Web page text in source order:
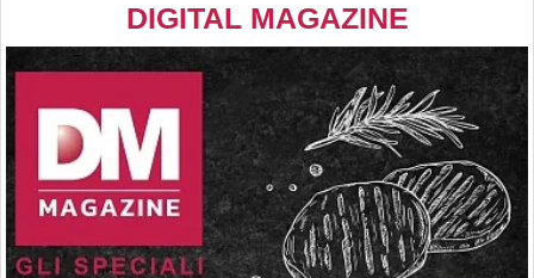
DIGITAL MAGAZINE